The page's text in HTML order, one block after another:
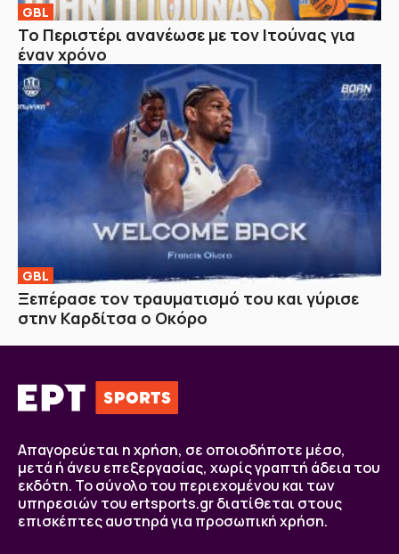
GBL
Το Περιστέρι ανανέωσε με τον Ιτούνας για
έναν χρόνο
GBL
Ξεπέρασε τον τραυματισμό του και γύρισε
στην Καρδίτσα ο Οκόρο
Απαγορεύεται η χρήση, σε οποιοδήποτε μέσο,
μετά ή άνευ επεξεργασίας, χωρίς γραπτή άδεια του
εκδότη. Το σύνολο του περιεχομένου και των
υπηρεσιών του ertsports.gr διατίθεται στους
επισκέπτες αυστηρά για προσωπική χρήση.